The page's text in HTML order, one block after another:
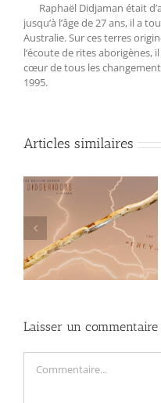
Raphaël Didjaman était
jusqu’à l’âge de 27 ans, il a
Australie. Sur ces terres
l‘écoute de rites aborigènes,
cœur de tous les
1995.
Articles similaires
Didgeridoo Tesla
« VÉLÈS »
Laisser un commentaire